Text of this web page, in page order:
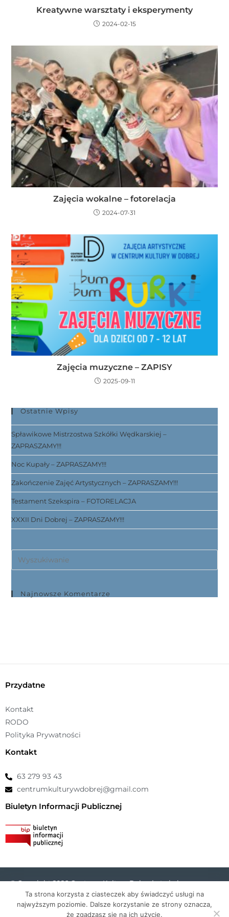
Kreatywne warsztaty i eksperymenty
2024-02-15
Zajęcia wokalne – fotorelacja
2024-07-31
Zajęcia muzyczne – ZAPISY
2025-09-11
Ostatnie Wpisy
Spławikowe Mistrzostwa Szkółki Wędkarskiej –
ZAPRASZAMY!!!
Noc Kupały – ZAPRASZAMY!!!
Zakończenie Zajęć Artystycznych – ZAPRASZAMY!!!
Testament Szekspira – FOTORELACJA
XXXII Dni Dobrej – ZAPRASZAMY!!!
Najnowsze Komentarze
Przydatne
Kontakt
RODO
Polityka Prywatności
Kontakt
63 279 93 43
centrumkulturywdobrej@gmail.com
Biuletyn Informacji Publicznej
© Copyright 2026 Centrum Kultury Dobra |atwi.pl
Ta strona korzysta z ciasteczek aby świadczyć usługi na
najwyższym poziomie. Dalsze korzystanie ze strony oznacza,
że zgadzasz się na ich użycie.